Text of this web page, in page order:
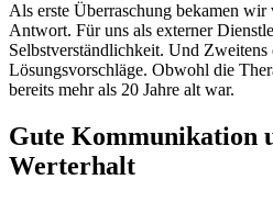
Als erste Überraschung bekamen
Antwort. Für uns als externer
Selbstverständlichkeit. Und
Lösungsvorschläge. Obwohl die
bereits mehr als 20 Jahre alt war.
Gute Kommunikation
Werterhalt